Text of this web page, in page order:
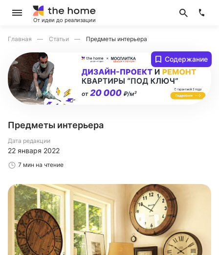
От идеи до реализации
Главная Статьи Предметы интерьера
Содержание
Предметы интерьера
Дата редакции
22 января 2022
7 мин на чтение